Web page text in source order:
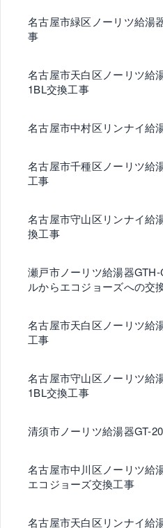
名古屋市緑区ノーリツ給湯
事
名古屋市天白区ノーリツ給
1BL交換工事
名古屋市中村区リンナイ給
名古屋市千種区ノーリツ給
工事
名古屋市守山区リンナイ給
換工事
瀬戸市ノーリツ給湯器
ルからエコジョーズへの交
名古屋市天白区ノーリツ給
工事
名古屋市守山区ノーリツ給
1BL交換工事
清須市ノーリツ給湯器GT-
名古屋市中川区ノーリツ給
エコジョーズ交換工事
名古屋市天白区リンナイ給